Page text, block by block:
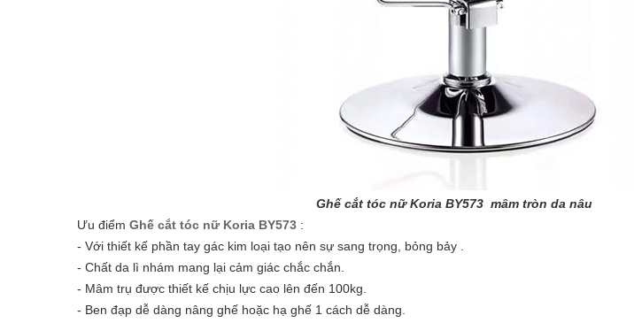
Ghế cắt tóc nữ Koria BY573 mâm tròn da nâu
Ưu điểm Ghế cắt tóc nữ Koria BY573 :
- Với thiết kế phần tay gác kim loại tạo nên sự sang trọng, bỏng bảy .
- Chất da lì nhám mang lại cảm giác chắc chắn.
- Mâm trụ được thiết kế chịu lực cao lên đến 100kg.
- Ben đạp dễ dàng nâng ghế hoặc hạ ghế 1 cách dễ dàng.